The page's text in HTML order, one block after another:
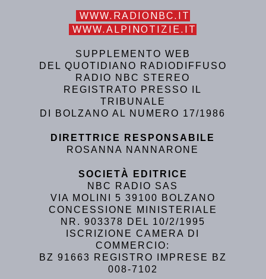
WWW.RADIONBC.IT
WWW.ALPINOTIZIE.IT
SUPPLEMENTO WEB
DEL QUOTIDIANO RADIODIFFUSO
RADIO NBC STEREO
REGISTRATO PRESSO IL
TRIBUNALE
DI BOLZANO AL NUMERO 17/1986
DIRETTRICE RESPONSABILE
ROSANNA NANNARONE
SOCIETÀ EDITRICE
NBC RADIO SAS
VIA MOLINI 5 39100 BOLZANO
CONCESSIONE MINISTERIALE
NR. 903378 DEL 10/2/1995
ISCRIZIONE CAMERA DI
COMMERCIO:
BZ 91663 REGISTRO IMPRESE BZ
008-7102